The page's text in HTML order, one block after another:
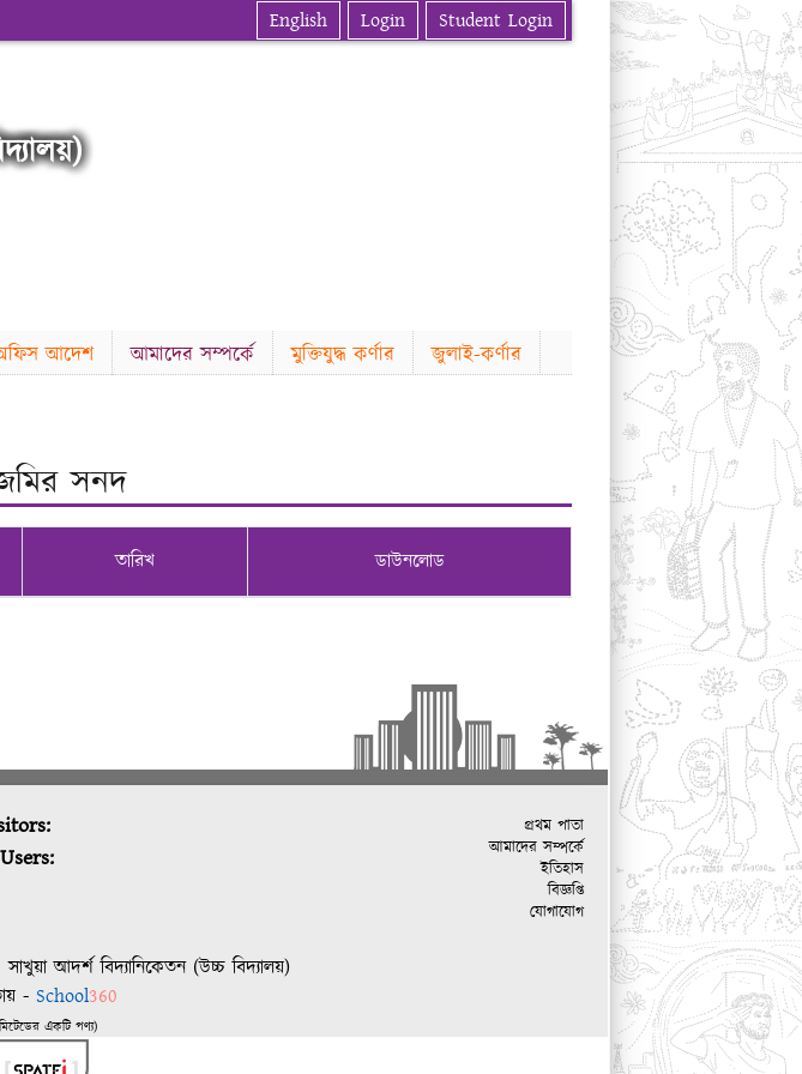
English Login Student Login
আদেশ আমাদের সম্পর্কে মুক্তিযুদ্ধ কর্ণার
জুলাই-কর্ণার
সনদ
তারিখ ডাউনলোড
প্রথম পাতা
আমাদের সম্পর্কে
ইতিহাস
বিজ্ঞপ্তি
যোগাযোগ
আদর্শ বিদ্যানিকেতন (উচ্চ বিদ্যালয়)
- School360
একটি পণ্য)